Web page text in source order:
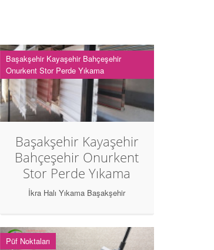
Başakşehir Kayaşehir Bahçeşehir
Onurkent Stor Perde Yıkama
Başakşehir Kayaşehir
Bahçeşehir Onurkent
Stor Perde Yıkama
İkra Halı Yıkama Başakşehir
Püf Noktaları